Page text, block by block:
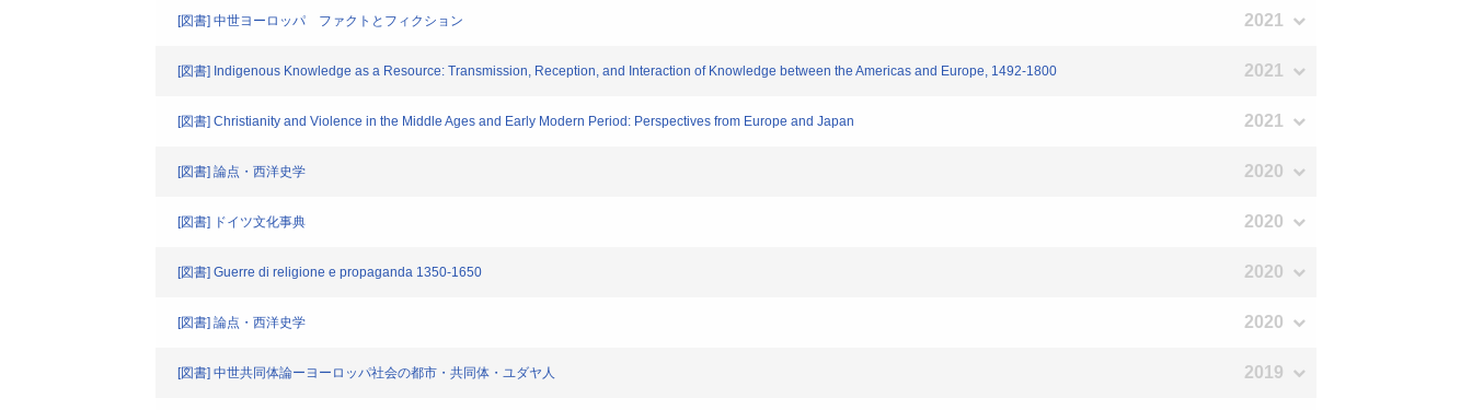
[図書] 中世ヨーロッパ ファクトとフィクション 2021
[図書] Indigenous Knowledge as a Resource: Transmission, Reception, and Interaction of Knowledge between the Americas and Europe, 1492-1800 2021
[図書] Christianity and Violence in the Middle Ages and Early Modern Period: Perspectives from Europe and Japan 2021
[図書] 論点・西洋史学 2020
[図書] ドイツ文化事典 2020
[図書] Guerre di religione e propaganda 1350-1650 2020
[図書] 論点・西洋史学 2020
[図書] 中世共同体論ーヨーロッパ社会の都市・共同体・ユダヤ人 2019